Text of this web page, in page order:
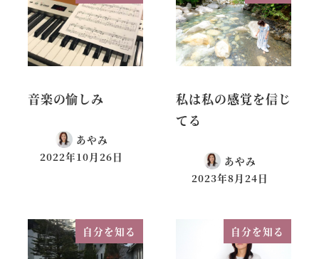
音楽の愉しみ
あやみ
2022年10月26日
私は私の感覚を信じ
てる
あやみ
2023年8月24日
自分を知る 自分を知る